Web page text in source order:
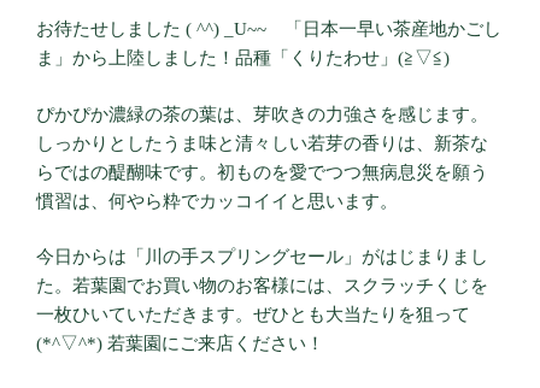
お待たせしました ( ^^) _U~~ 「日本一早い茶産地かごし
ま」から上陸しました！品種「くりたわせ」(≧▽≦)
ぴかぴか濃緑の茶の葉は、芽吹きの力強さを感じます。
しっかりとしたうま味と清々しい若芽の香りは、新茶な
らではの醍醐味です。初ものを愛でつつ無病息災を願う
慣習は、何やら粋でカッコイイと思います。
今日からは「川の手スプリングセール」がはじまりまし
た。若葉園でお買い物のお客様には、スクラッチくじを
一枚ひいていただきます。ぜひとも大当たりを狙って
(*^▽^*) 若葉園にご来店ください！